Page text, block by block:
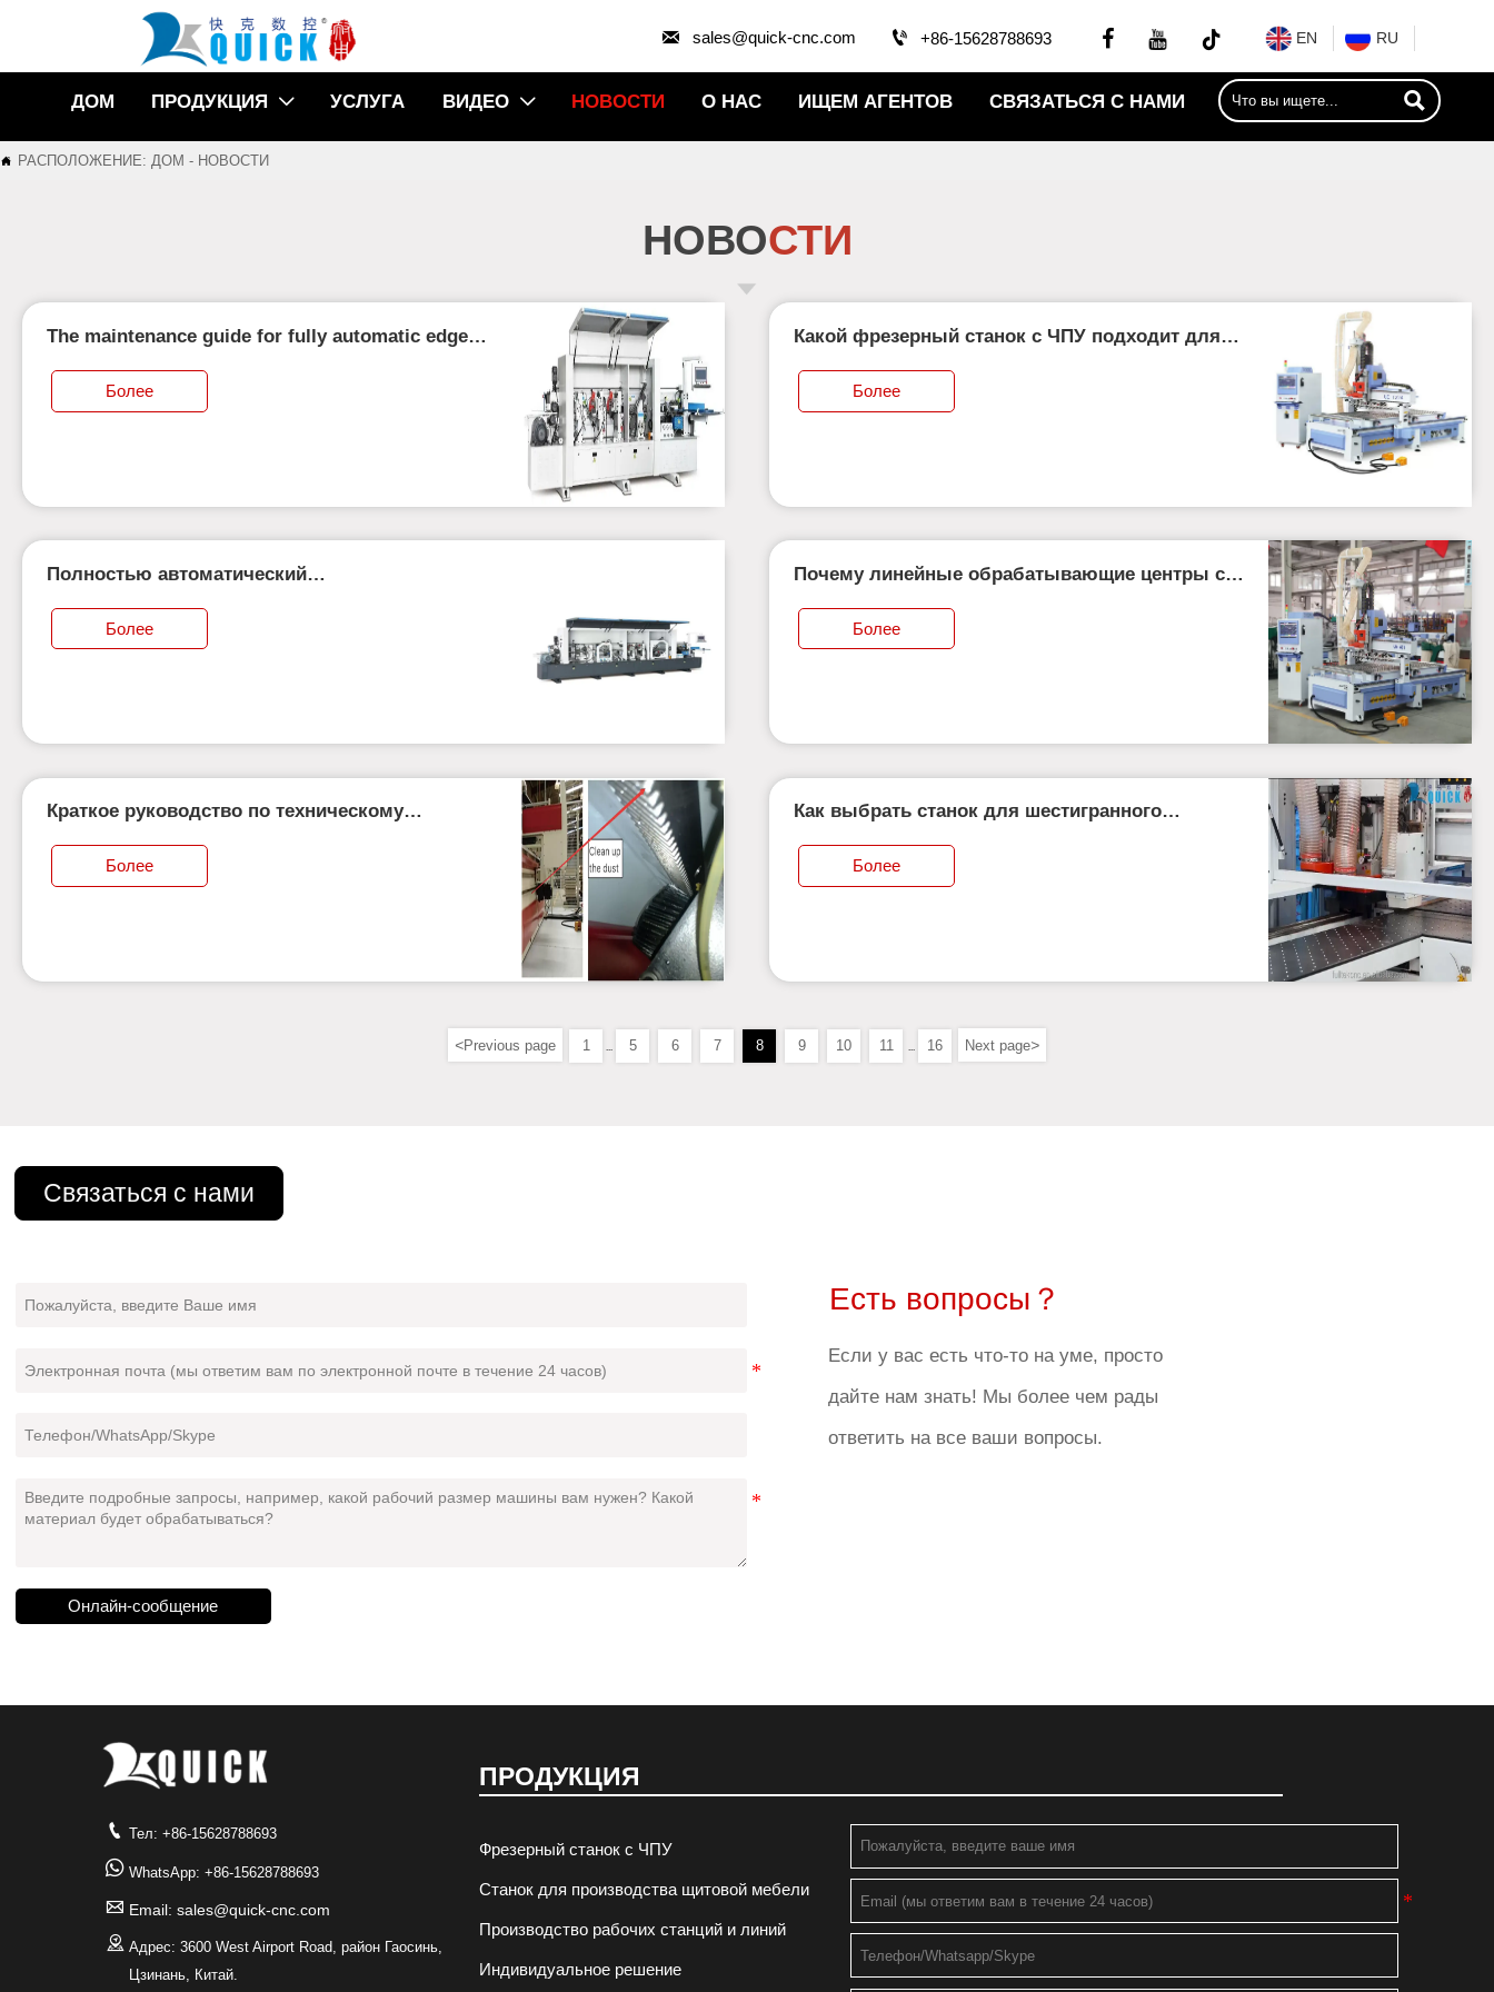
 sales@quick-cnc.com  +86-15628788693   EN RU
ДОМ ПРОДУКЦИЯ  УСЛУГА ВИДЕО  НОВОСТИ О НАС ИЩЕМ АГЕНТОВ СВЯЗАТЬСЯ С НАМИ 
 РАСПОЛОЖЕНИЕ: ДОМ - НОВОСТИ
НОВОСТИ
The maintenance guide for fully automatic edge
Более
Какой фрезерный станок с ЧПУ подходит для
Более
Полностью автоматический
мебель еще красивее!
Более
Почему линейные обрабатывающие центры с
Более
Краткое руководство по техническому
Более
Как выбрать станок для шестигранного
Более
<Previous page 1 ... 5 6 7 8 9 10 11 ... 16 Next page>
Связаться с нами
Онлайн-сообщение
Есть вопросы？
Если у вас есть что-то на уме, просто
дайте нам знать! Мы более чем рады
ответить на все ваши вопросы.
 Тел: +86-15628788693
 WhatsApp: +86-15628788693
 Email: sales@quick-cnc.com
 Адрес: 3600 West Airport Road, район Гаосинь,
Цзинань, Китай.
ПРОДУКЦИЯ
Фрезерный станок с ЧПУ
Станок для производства щитовой мебели
Производство рабочих станций и линий
Индивидуальное решение